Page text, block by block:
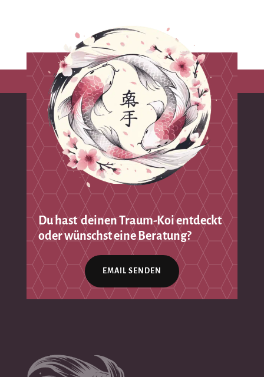
Du hast deinen Traum-Koi entdeckt
oder wünschst eine Beratung?
EMAIL SENDEN